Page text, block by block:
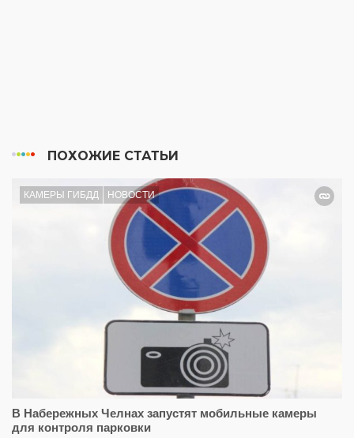
ПОХОЖИЕ СТАТЬИ
КАМЕРЫ ГИБДД НОВОСТИ
В Набережных Челнах запустят мобильные камеры
для контроля парковки